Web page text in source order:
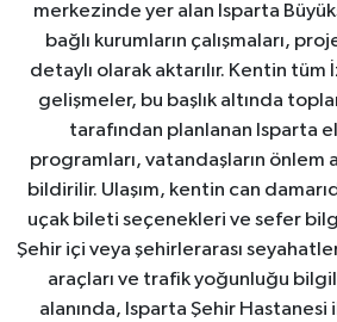
merkezinde yer alan Isparta
bağlı kurumların çalışmaları,
detaylı olarak aktarılır. Kentin
gelişmeler, bu başlık altında
tarafından planlanan Isparta
programları, vatandaşların önlem
bildirilir. Ulaşım, kentin can
uçak bileti seçenekleri ve sefer
Şehir içi veya şehirlerarası
araçları ve trafik yoğunluğu
alanında, Isparta Şehir